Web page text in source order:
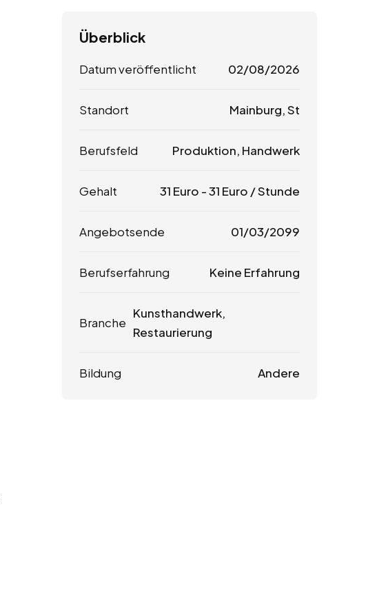
Überblick
Datum veröffentlicht 02/08/2026
Standort Mainburg, St
Berufsfeld Produktion, Handwerk
Gehalt 31 Euro -31 Euro / Stunde
Angebotsende 01/03/2099
Berufserfahrung Keine Erfahrung
Branche
Kunsthandwerk,
Restaurierung
Bildung Andere